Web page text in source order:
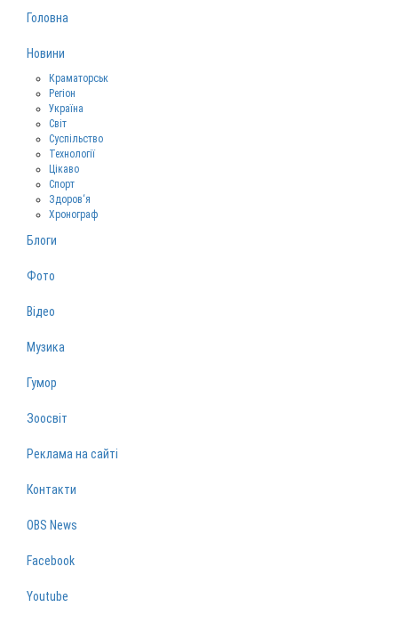
Головна
Новини
Краматорськ
Регіон
Україна
Світ
Суспільство
Технології
Цікаво
Спорт
Здоров‘я
Хронограф
Блоги
Фото
Відео
Музика
Гумор
Зоосвіт
Реклама на сайті
Контакти
OBS News
Facebook
Youtube